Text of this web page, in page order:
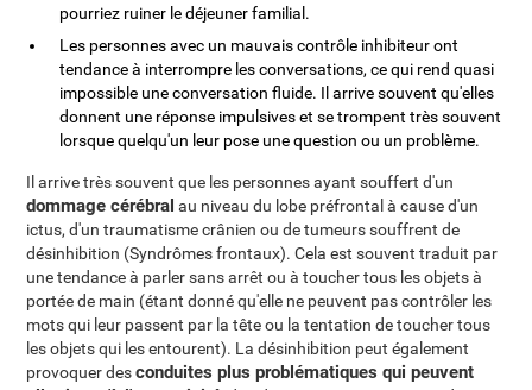
pourriez ruiner le déjeuner familial.
Les personnes avec un mauvais contrôle inhibiteur ont
tendance à interrompre les conversations, ce qui rend quasi
impossible une conversation fluide. Il arrive souvent qu'elles
donnent une réponse impulsives et se trompent très souvent
lorsque quelqu'un leur pose une question ou un problème.
Il arrive très souvent que les personnes ayant souffert d'un
dommage cérébral au niveau du lobe préfrontal à cause d'un
ictus, d'un traumatisme crânien ou de tumeurs souffrent de
désinhibition (Syndrômes frontaux). Cela est souvent traduit par
une tendance à parler sans arrêt ou à toucher tous les objets à
portée de main (étant donné qu'elle ne peuvent pas contrôler les
mots qui leur passent par la tête ou la tentation de toucher tous
les objets qui les entourent). La désinhibition peut également
provoquer desconduites plus problématiques qui peuvent